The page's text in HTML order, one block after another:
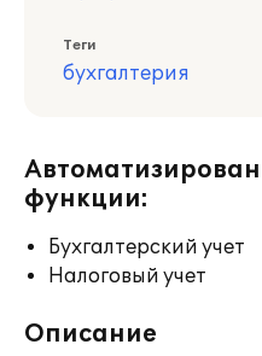
Теги
бухгалтерия
функции:
Бухгалтерский учет
Налоговый учет
Описание